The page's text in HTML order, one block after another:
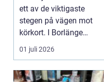
ett av de viktigaste
stegen på vägen mot
körkort. I Borlänge
finns flera al...
01 juli 2026